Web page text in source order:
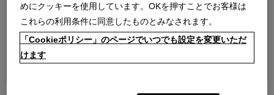
並べ替え：
めにクッキーを使用しています。OKを押すことでお客様は
これらの利用条件に同意したものとみなされます。
「Cookieポリシー」のページでいつでも設定を変更いただ
けます